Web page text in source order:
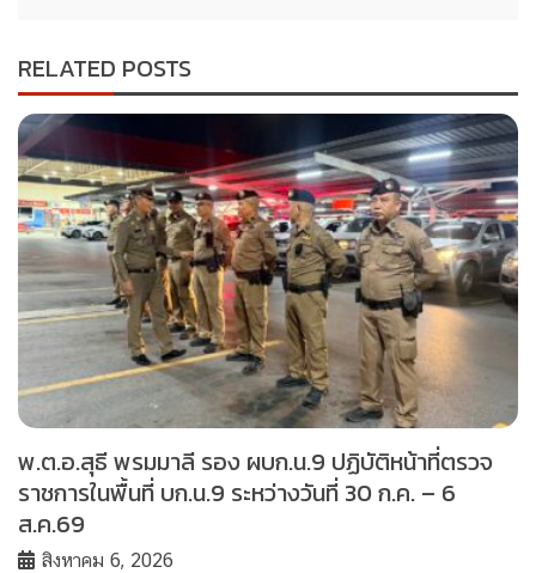
RELATED POSTS
พ.ต.อ.สุธี พรมมาลี รอง ผบก.น.9 ปฏิบัติหน้าที่ตรวจ
ราชการในพื้นที่ บก.น.9 ระหว่างวันที่ 30 ก.ค. – 6
ส.ค.69
สิงหาคม 6, 2026